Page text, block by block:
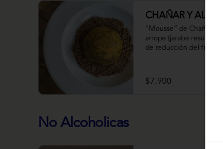
CHAÑAR Y
"Mousse” de Chañar,
arrope (jarabe resultado
de reducción del fruto y
Chañar con toque de
canela, cubierto de una
chocolate amargo y
una tierra de harina de
$7.900
No Alcoholicas